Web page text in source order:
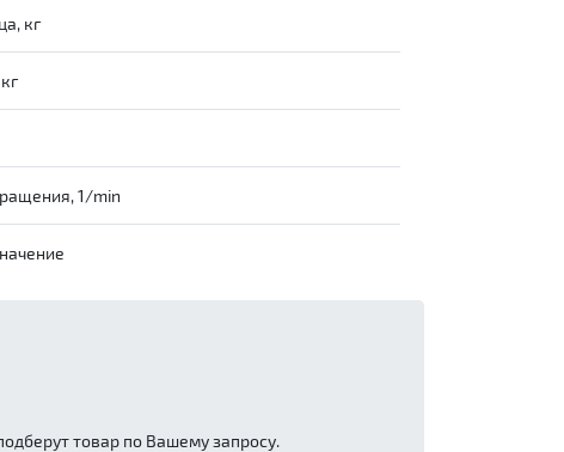
кг
1/min
товар по Вашему запросу.